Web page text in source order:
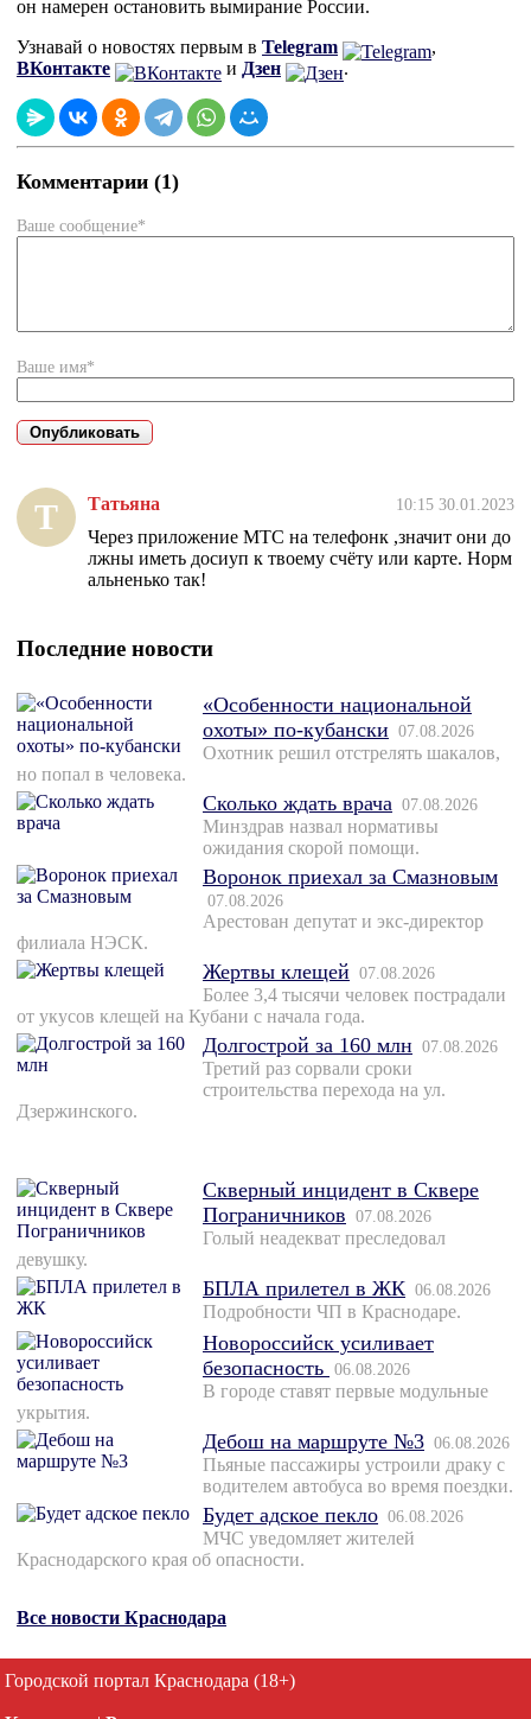
он намерен остановить вымирание России.
Узнавай о новостях первым в Telegram
,
ВКонтакте
и Дзен .
Комментарии (1)
Ваше сообщение*
Ваше имя*
Т Татьяна 10:15 30.01.2023
Через приложение МТС на телефонк ,значит они до
лжны иметь досиуп к твоему счёту или карте. Норм
альненько так!
Последние новости
«Особенности национальной
охоты» по-кубански 07.08.2026
Охотник решил отстрелять шакалов,
но попал в человека.
Сколько ждать врача 07.08.2026
Минздрав назвал нормативы
ожидания скорой помощи.
Воронок приехал за Смазновым
07.08.2026
Арестован депутат и экс-директор
филиала НЭСК.
Жертвы клещей 07.08.2026
Более 3,4 тысячи человек пострадали
от укусов клещей на Кубани с начала года.
Долгострой за 160 млн 07.08.2026
Третий раз сорвали сроки
строительства перехода на ул.
Дзержинского.
Скверный инцидент в Сквере
Пограничников 07.08.2026
Голый неадекват преследовал
девушку.
БПЛА прилетел в ЖК 06.08.2026
Подробности ЧП в Краснодаре.
Новороссийск усиливает
безопасность 06.08.2026
В городе ставят первые модульные
укрытия.
Дебош на маршруте №3 06.08.2026
Пьяные пассажиры устроили драку с
водителем автобуса во время поездки.
Будет адское пекло 06.08.2026
МЧС уведомляет жителей
Краснодарского края об опасности.
Все новости Краснодара
Городской портал Краснодара (18+)